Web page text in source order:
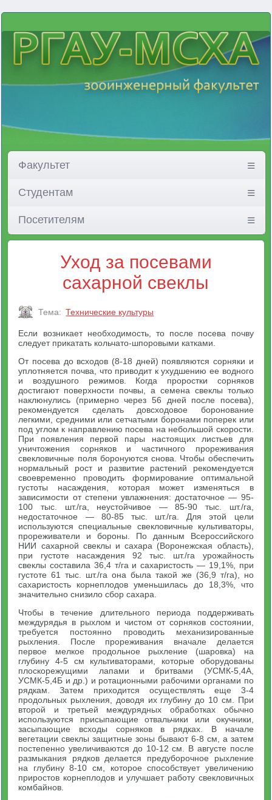
Факультет
Студентам
Посетителям
Уход за посевами
сахарной свеклы
Тема: Технические культуры
Если возникает необходимость, то после посева почву
следует прикатать кольчато-шпоровыми катками.
От посева до всходов (8-18 дней) появляются сорняки и
уплотняется почва, что приводит к ухудшению ее водного
и воздушного режимов. Когда проростки сорняков
достигают поверхности почвы, а семена свеклы только
наклюнулись (примерно через 56 дней после посева),
рекомендуется сделать довсходовое боронование
легкими, средними или сетчатыми боронами поперек или
под углом к направлению посева на небольшой скорости.
При появления первой пары настоящих листьев для
уничтожения сорняков и частичного прореживания
свекловичные поля боронуются снова. Чтобы обеспечить
нормальный рост и развитие растений рекомендуется
своевременно проводить формирование оптимальной
густоты насаждения, которая может изменяться в
зависимости от степени увлажнения: достаточное — 95-
100 тыс. шт./га, неустойчивое — 85-90 тыс. шт./га,
недостаточное — 80-85 тыс. шт./га. Для этой цели
используются специальные свекловичные культиваторы,
прореживатели и бороны. По данным Всероссийского
НИИ сахарной свеклы и сахара (Воронежская область),
при густоте насаждения 92 тыс. шт./га урожайность
свеклы составила 36,4 т/га и сахаристость — 19,1%, при
густоте 61 тыс. шт./га она была такой же (36,9 т/га), но
сахаристость корнеплодов уменьшилась до 18,3%, что
значительно снизило сбор сахара.
Чтобы в течение длительного периода поддерживать
междурядья в рыхлом и чистом от сорняков состоянии,
требуется постоянно проводить механизированные
рыхления. После прореживания вначале делается
первое мелкое продольное рыхление (шаровка) на
глубину 4-5 см культиваторами, которые оборудованы
плоскорежущими лапами и бритвами (УСМК-5,4А,
УСМК-5,4Б и др.) и ротационными рабочими органами по
рядкам. Затем приходится осуществлять еще 3-4
продольных рыхления, доводя их глубину до 10 см. При
второй и третьей междурядных обработках обычно
используются присыпающие отвальчики или окучники,
засыпающие всходы сорняков в рядках. В начале
вегетации свеклы защитные зоны бывают 6-8 см, а затем
постепенно увеличиваются до 10-12 см. В августе после
размыкания рядков делается предуборочное рыхление
на глубину 8-10 см, которое способствует увеличению
приростов корнеплодов и улучшает работу свекловичных
комбайнов.